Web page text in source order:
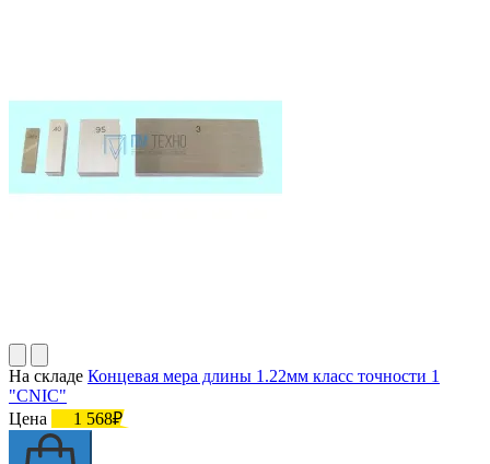
На складе Концевая мера длины 1.22мм класс точности 1
"CNIC"
Цена
1 568₽